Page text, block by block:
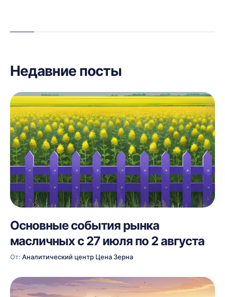
Недавние посты
Основные события рынка
масличных с 27 июля по 2 августа
От: Аналитический центр Цена Зерна